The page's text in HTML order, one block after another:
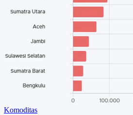
Komoditas